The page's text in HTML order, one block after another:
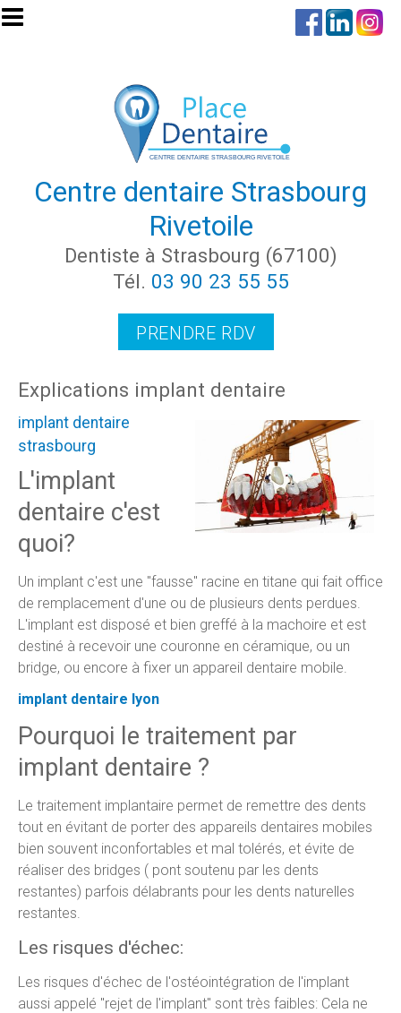
Aller au contenu principal
Centre dentaire Strasbourg
Rivetoile
Dentiste à Strasbourg (67100)
Tél. 03 90 23 55 55
PRENDRE RDV
Explications implant dentaire
implant dentaire
strasbourg
L'implant
dentaire c'est
quoi?
Un implant c'est une "fausse" racine en titane qui fait office
de remplacement d'une ou de plusieurs dents perdues.
L'implant est disposé et bien greffé à la machoire et est
destiné à recevoir une couronne en céramique, ou un
bridge, ou encore à fixer un appareil dentaire mobile.
implant dentaire lyon
Pourquoi le traitement par
implant dentaire ?
Le traitement implantaire permet de remettre des dents
tout en évitant de porter des appareils dentaires mobiles
bien souvent inconfortables et mal tolérés, et évite de
réaliser des bridges ( pont soutenu par les dents
restantes) parfois délabrants pour les dents naturelles
restantes.
Les risques d'échec:
Les risques d'échec de l'ostéointégration de l'implant
aussi appelé "rejet de l'implant" sont très faibles: Cela ne